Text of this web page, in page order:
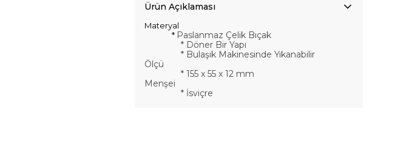
Ürün Açıklaması
Materyal
* Paslanmaz Çelik Bıçak
* Döner Bir Yapı
* Bulaşık Makinesinde Yıkanabilir
Ölçü
* 155 x 55 x 12 mm
Menşei
* İsviçre